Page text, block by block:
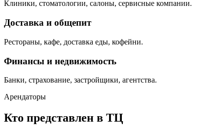
Клиники, стоматологии, салоны, сервисные компании.
Доставка и общепит
Рестораны, кафе, доставка еды, кофейни.
Финансы и недвижимость
Банки, страхование, застройщики, агентства.
Арендаторы
Кто представлен в ТЦ